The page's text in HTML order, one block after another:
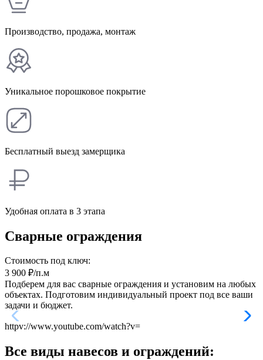
Производство, продажа, монтаж
Уникальное порошковое покрытие
Бесплатный выезд замерщика
Удобная оплата в 3 этапа
Сварные ограждения
Стоимость под ключ:
3 900 ₽/п.м
Подберем для вас сварные ограждения и установим на любых
объектах. Подготовим индивидуальный проект под все ваши
задачи и бюджет.
httpv://www.youtube.com/watch?v=
Все виды навесов и ограждений: